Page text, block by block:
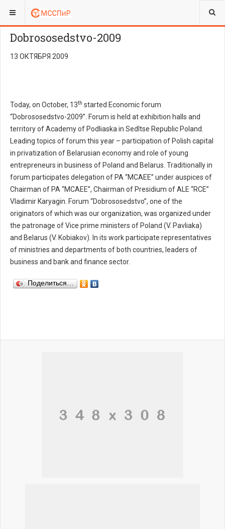
ВЫ ЗДЕСЬ: ЮРИДИЧЕСКИЙ ОТДЕЛ
Dobrososedstvo-2009
13 ОКТЯБРЯ 2009
Today, on October, 13th started Economic forum
“Dobrososedstvo-2009”. Forum is held at exhibition halls and
territory of Academy of Podliaska in Sedltse Republic Poland.
Leading topics of forum this year – participation of Polish capital
in privatization of Belarusian economy and role of young
entrepreneurs in business of Poland and Belarus. Traditionally in
forum participates delegation of PA “MCAEE” under auspices of
Chairman of PA “MCAEE”, Chairman of Presidium of ALE “RCE”
Vladimir Karyagin. Forum “Dobrososedstvo”, one of the
originators of which was our organization, was organized under
the patronage of Vice prime ministers of Poland (V. Pavliaka)
and Belarus (V. Kobiakov). In its work participate representatives
of ministries and departments of both countries, leaders of
business and bank and finance sector.
Поделиться…